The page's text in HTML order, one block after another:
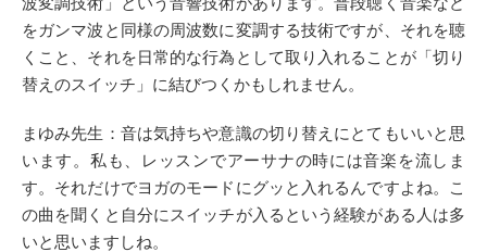
をガンマ波と同様の周波数に変調する技術ですが、それを聴
くこと、それを日常的な行為として取り入れることが「切り
替えのスイッチ」に結びつくかもしれません。
まゆみ先生：音は気持ちや意識の切り替えにとてもいいと思
います。私も、レッスンでアーサナの時には音楽を流しま
す。それだけでヨガのモードにグッと入れるんですよね。こ
の曲を聞くと自分にスイッチが入るという経験がある人は多
いと思いますしね。